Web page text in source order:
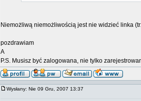
Niemożliwą niemożliwością jest nie widzieć linka
pozdrawiam
A
P.S. Musisz być zalogowana, nie tylko
Wysłany: Nie 09 Gru, 2007 13:37